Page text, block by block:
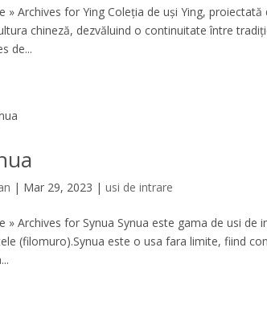
» Archives for Ying Coleția de uși Ying,
chineză, dezvăluind o continuitate între
de...
| Mar 29, 2023 |usi de intrare
» Archives for Synua Synua este gama de usi
(filomuro).Synua este o usa fara limite, fiind